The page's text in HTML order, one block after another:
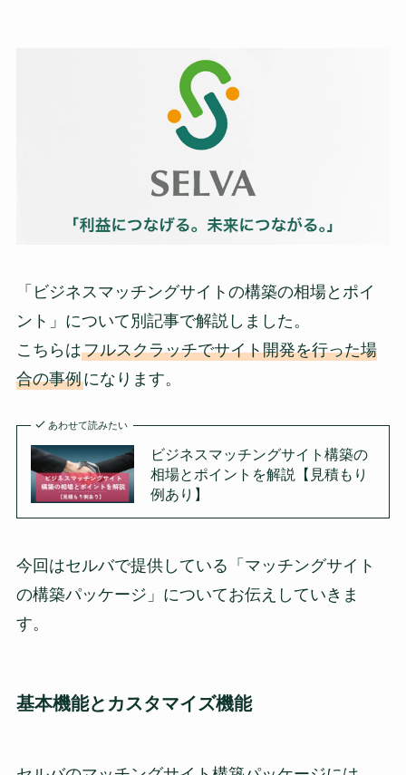
「ビジネスマッチングサイトの構築の相場とポイ
ント」について別記事で解説しました。
こちらはフルスクラッチでサイト開発を行った場
合の事例になります。
あわせて読みたい
ビジネスマッチングサイト構築の
相場とポイントを解説【見積もり
例あり】
今回はセルバで提供している「マッチングサイト
の構築パッケージ」についてお伝えしていきま
す。
基本機能とカスタマイズ機能